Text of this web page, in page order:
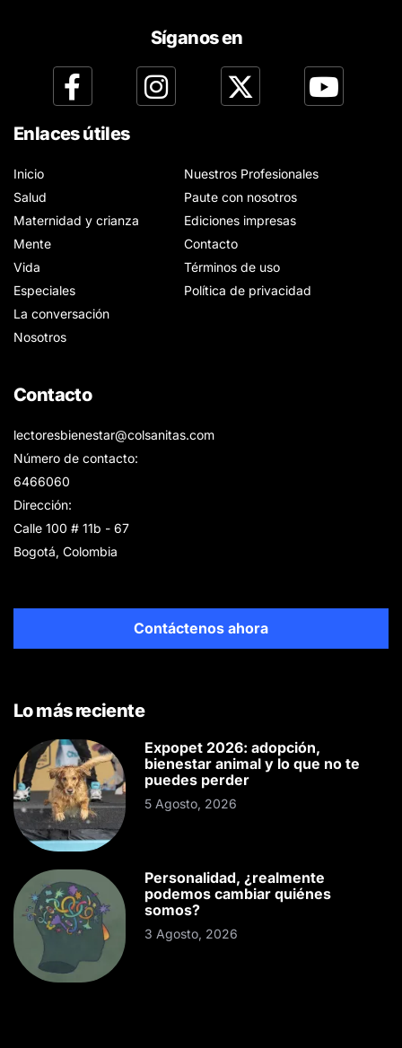
Síganos en
Enlaces útiles
Inicio
Salud
Maternidad y crianza
Mente
Vida
Especiales
La conversación
Nosotros
Nuestros Profesionales
Paute con nosotros
Ediciones impresas
Contacto
Términos de uso
Política de privacidad
Contacto
lectoresbienestar@colsanitas.com
Número de contacto:
6466060
Dirección:
Calle 100 # 11b - 67
Bogotá, Colombia
Contáctenos ahora
Lo más reciente
Expopet 2026: adopción,
bienestar animal y lo que no te
puedes perder
5 Agosto, 2026
Personalidad, ¿realmente
podemos cambiar quiénes
somos?
3 Agosto, 2026